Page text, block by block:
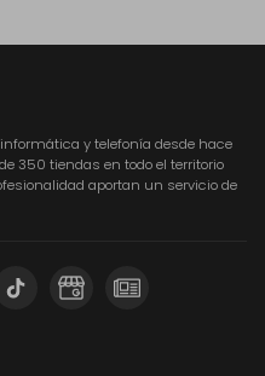
y telefonía desde hace
350 tiendas en todo el territorio
aportan un servicio de